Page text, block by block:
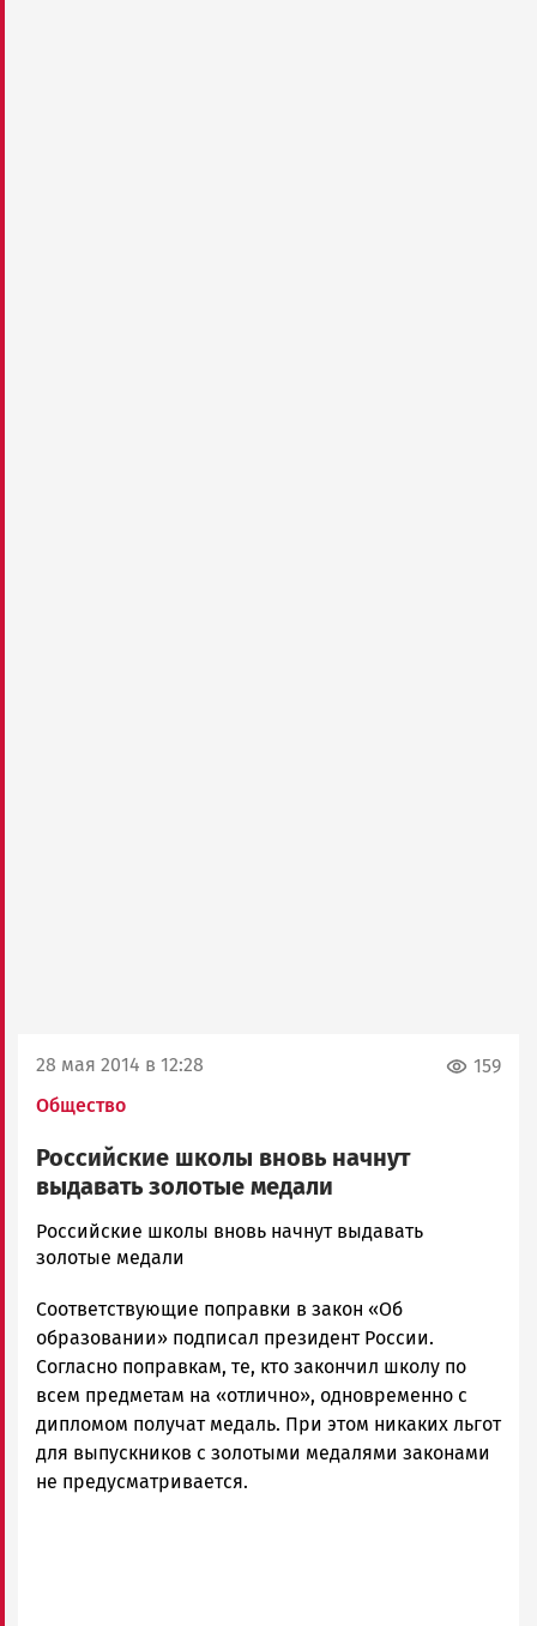
28 мая 2014 в 12:28
Общество
159
Российские школы вновь начнут
выдавать золотые медали
admintimur
Новости
и
Карелии
|
Петрозаводск
ГОВОРИТ
Российские школы вновь начнут выдавать
золотые медали
Соответствующие поправки в закон «Об
образовании» подписал президент России.
Согласно поправкам, те, кто закончил школу по
всем предметам на «отлично», одновременно с
дипломом получат медаль. При этом никаких льгот
для выпускников с золотыми медалями законами
не предусматривается.